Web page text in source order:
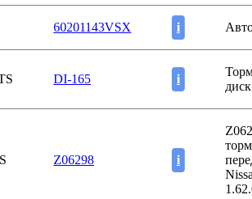
60201143VSX i
DI-165 i
диск
Z06298 i